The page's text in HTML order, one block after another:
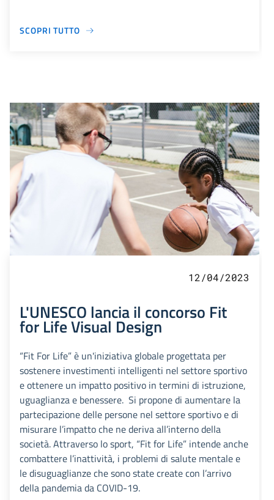
SCOPRI TUTTO
12/04/2023
L'UNESCO lancia il concorso Fit
for Life Visual Design
“Fit For Life” è un'iniziativa globale progettata per
sostenere investimenti intelligenti nel settore sportivo
e ottenere un impatto positivo in termini di istruzione,
uguaglianza e benessere. Si propone di aumentare la
partecipazione delle persone nel settore sportivo e di
misurare l’impatto che ne deriva all’interno della
società. Attraverso lo sport, “Fit for Life” intende anche
combattere l’inattività, i problemi di salute mentale e
le disuguaglianze che sono state create con l’arrivo
della pandemia da COVID-19.